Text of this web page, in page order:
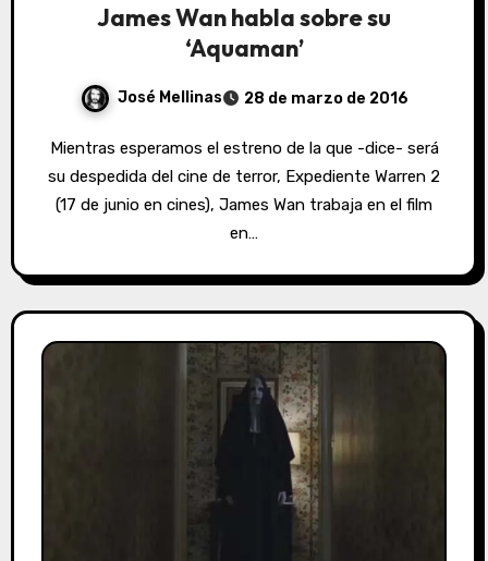
James Wan habla sobre su
‘Aquaman’
José Mellinas 28 de marzo de 2016
Mientras esperamos el estreno de la que -dice- será
su despedida del cine de terror, Expediente Warren 2
(17 de junio en cines), James Wan trabaja en el film
en…